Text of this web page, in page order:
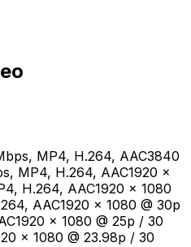
MP4, H.264, AAC3840
MP4, H.264, AAC1920 x
H.264, AAC1920 x 1080
AAC1920 x 1080 @ 30p
x 1080 @ 25p / 30
x 1080 @ 23.98p / 30